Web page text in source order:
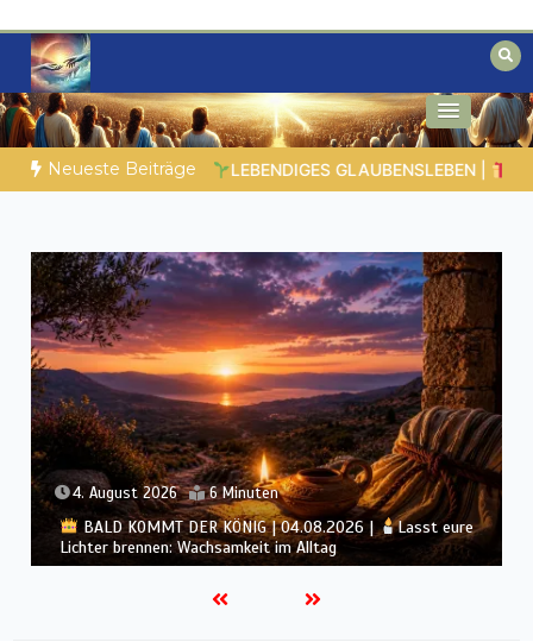
Inhalt
springen
Geheimnisse der Bibel
Biblische Einsichten für Menschen auf
der Suche
Neueste Beiträge
6.Geistliche Gaben | 6.6 Zusammenfassung | DIE
3. August 2026 7 Minuten
BALD KOMMT DER KÖNIG | 03.08.2026 |
Ein reines
Herz: Heiligung beginnt im Inneren